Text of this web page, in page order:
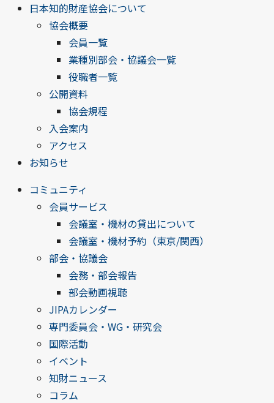
日本知的財産協会について
協会概要
会員一覧
業種別部会・協議会一覧
役職者一覧
公開資料
協会規程
入会案内
アクセス
お知らせ
コミュニティ
会員サービス
会議室・機材の貸出について
会議室・機材予約（東京/関西）
部会・協議会
会務・部会報告
部会動画視聴
JIPAカレンダー
専門委員会・WG・研究会
国際活動
イベント
知財ニュース
コラム